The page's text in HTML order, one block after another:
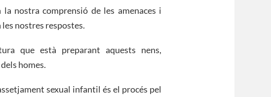
nostra comprensió de les amenaces i
nostres respostes.
que està preparant aquests nens,
homes.
sexual infantil és el procés pel